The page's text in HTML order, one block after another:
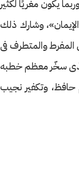
يكون مغريًا لكثير
وشارك ذلك
المفرط والمتطرف فى
سخّر معظم خطبه
وتكفير نجيب